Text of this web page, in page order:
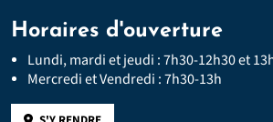
Horaires d'ouverture
Lundi, mardi et jeudi : 7h30-12h30 et
Mercredi et Vendredi : 7h30-13h